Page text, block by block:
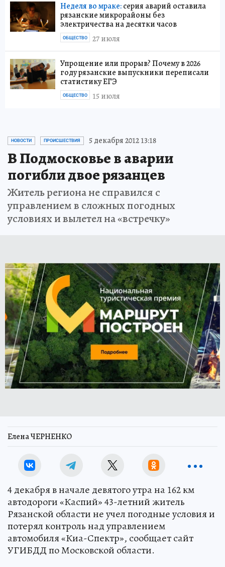
Неделя во мраке:серия аварий оставила
рязанские микрорайоны без
электричества на десятки часов
27 июля
ОБЩЕСТВО
Упрощение или прорыв? Почему в 2026
году рязанские выпускники переписали
статистику ЕГЭ
15 июля
ОБЩЕСТВО
НОВОСТИ ПРОИСШЕСТВИЯ 5 декабря 2012 13:18
В Подмосковье в аварии
погибли двое рязанцев
Житель региона не справился с
управлением в сложных погодных
условиях и вылетел на «встречку»
Елена ЧЕРНЕНКО
4 декабря в начале девятого утра на 162 км
автодороги «Каспий» 43-летний житель
Рязанской области не учел погодные условия и
потерял контроль над управлением
автомобиля «Киа-Спектр», сообщает сайт
УГИБДД по Московской области.